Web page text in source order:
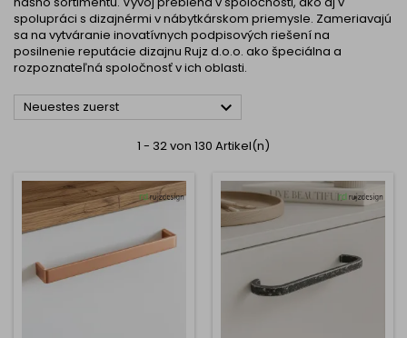
spolupráci s dizajnérmi v nábytkárskom priemysle. Zameriavajú
sa na vytváranie inovatívnych podpisových riešení na
posilnenie reputácie dizajnu Rujz d.o.o. ako špeciálna a
rozpoznateľná spoločnosť v ich oblasti.
Neuestes zuerst 
1 - 32 von 130 Artikel(n)